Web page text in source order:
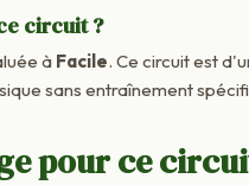
circuit ?
à Facile. Ce circuit est
sans entraînement
pour ce